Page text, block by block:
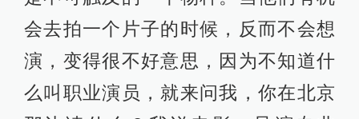
了，好像在一个群体里面很表现自己
那种感觉。
之后一直找不到女演员，我就把它改